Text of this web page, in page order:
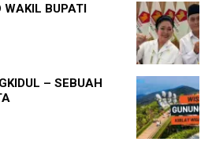
WAKIL BUPATI
– SEBUAH